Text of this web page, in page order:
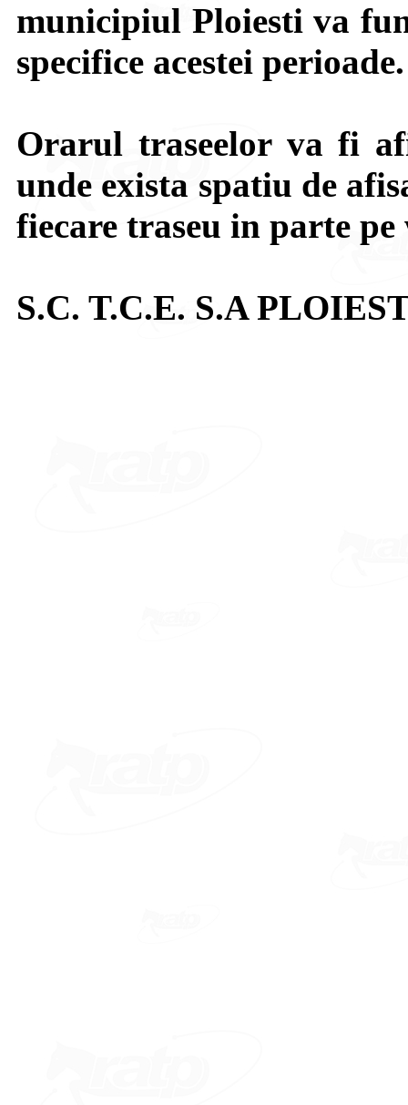
municipiul Ploiesti va
specifice acestei perioade.
Orarul traseelor va fi
unde exista spatiu de
fiecare traseu in parte
S.C. T.C.E. S.A